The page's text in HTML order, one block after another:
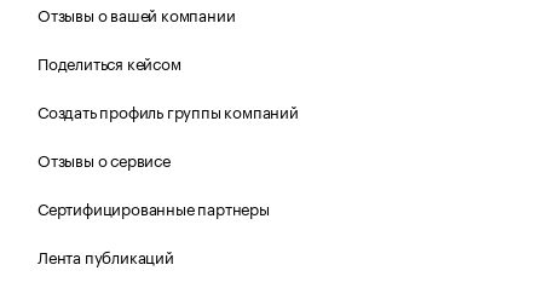
Отзывы о вашей компании
Поделиться кейсом
Создать профиль группы компаний
Отзывы о сервисе
Сертифицированные партнеры
Лента публикаций